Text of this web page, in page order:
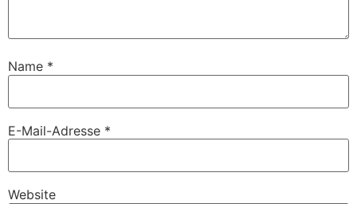
Name *
E-Mail-Adresse *
Website